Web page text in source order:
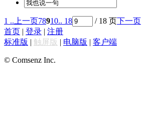
1 ..上一页 78910.. 18 / 18 页
下一页
首页
登录
注册
标准版
触屏版 电脑版 客户端
© Comsenz Inc.